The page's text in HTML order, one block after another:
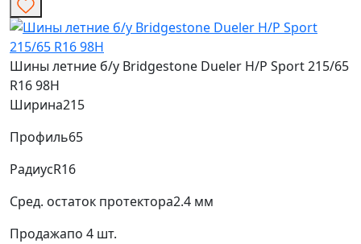
Шины летние б/у Bridgestone Dueler H/P Sport 215/65
R16 98H
Ширина215
Профиль65
РадиусR16
Сред. остаток протектора2.4 мм
Продажапо 4 шт.